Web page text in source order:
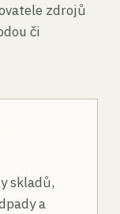
zdrojů
či
skladů,
a